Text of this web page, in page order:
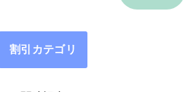
割引カテゴリ